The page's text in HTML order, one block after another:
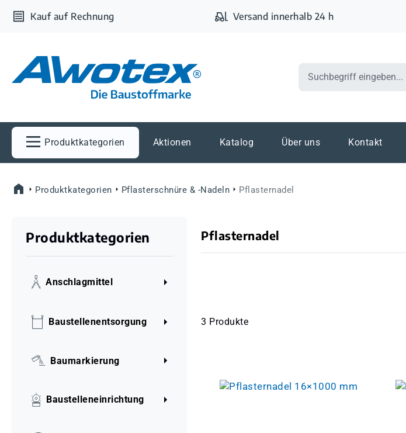
Hauptinhalt springen
Zur Suche springen
Zur Hauptnavigation springen
Kauf auf Rechnung Versand innerhalb 24 h
Produktkategorien Aktionen Katalog Über uns Kontakt
Produktkategorien Pflasterschnüre & -Nadeln Pflasternadel
Pflasternadel
3 Produkte
Produktkategorien
Anschlagmittel
Baustellenentsorgung
Baumarkierung
Baustelleneinrichtung